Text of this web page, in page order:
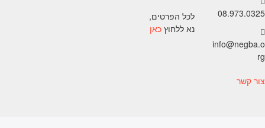
08.973.0325
info@negba.o
rg
צור קשר
לכל הפרטים,
נא ללחוץכאן